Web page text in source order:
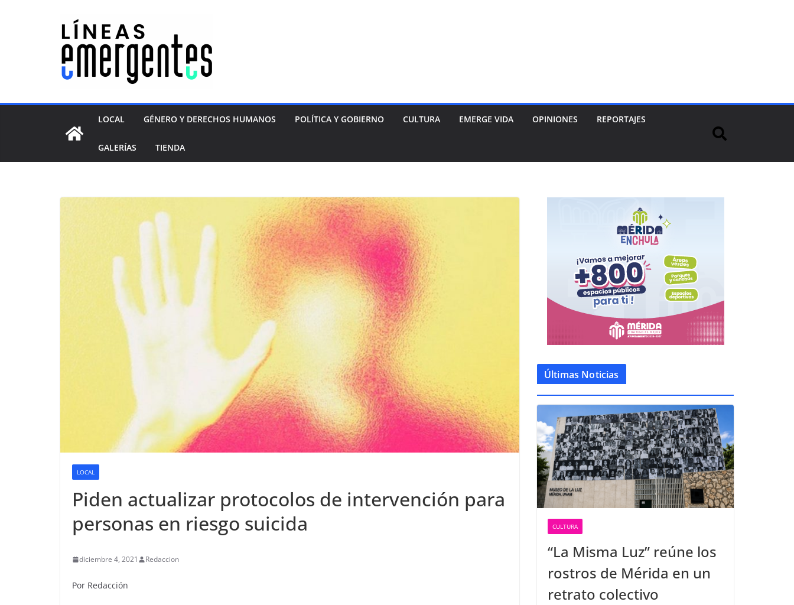
LOCAL GÉNERO Y DERECHOS HUMANOS POLÍTICA Y GOBIERNO CULTURA EMERGE VIDA OPINIONES REPORTAJES
GALERÍAS TIENDA
LOCAL
Piden actualizar protocolos de intervención para
personas en riesgo suicida
diciembre 4, 2021 Redaccion
Por Redacción
Últimas Noticias
CULTURA
“La Misma Luz” reúne los
rostros de Mérida en un
retrato colectivo